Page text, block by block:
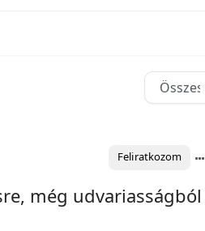
Feliratkozom
még udvariasságból